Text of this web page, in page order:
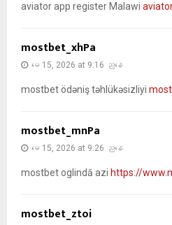
aviator app register Malawi
mostbet_xhPa
မေ 15, 2026 at 9:16 ညနေ
mostbet ödəniş təhlükəsizliyi
mostbet_mnPa
မေ 15, 2026 at 9:26 ညနေ
mostbet oglindă azi https://
mostbet_ztoi